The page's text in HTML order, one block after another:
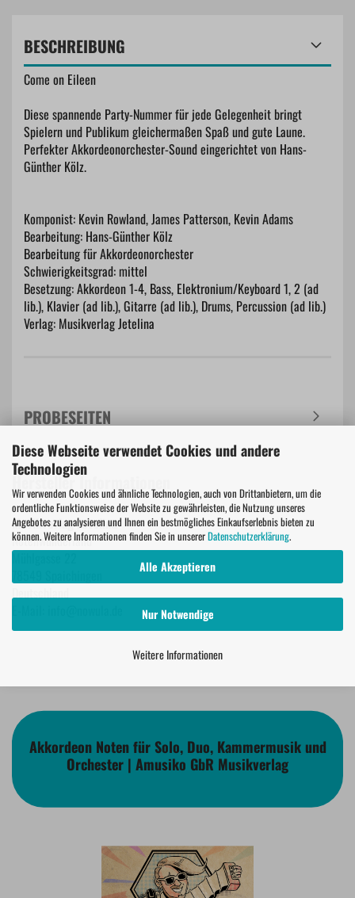
Diese Webseite verwendet Cookies und andere
Technologien
Wir verwenden Cookies und ähnliche Technologien, auch von Drittanbietern, um die
ordentliche Funktionsweise der Website zu gewährleisten, die Nutzung unseres
Angebotes zu analysieren und Ihnen ein bestmögliches Einkaufserlebnis bieten zu
können. Weitere Informationen finden Sie in unsererDatenschutzerklärung.
Alle Akzeptieren
Nur Notwendige
Weitere Informationen
BESCHREIBUNG
Come on Eileen
Diese spannende Party-Nummer für jede Gelegenheit bringt
Spielern und Publikum gleichermaßen Spaß und gute Laune.
Perfekter Akkordeonorchester-Sound eingerichtet von Hans-
Günther Kölz.
Komponist: Kevin Rowland, James Patterson, Kevin Adams
Bearbeitung: Hans-Günther Kölz
Bearbeitung für Akkordeonorchester
Schwierigkeitsgrad: mittel
Besetzung: Akkordeon 1-4, Bass, Elektronium/Keyboard 1, 2 (ad
lib.), Klavier (ad lib.), Gitarre (ad lib.), Drums, Percussion (ad lib.)
Verlag: Musikverlag Jetelina
PROBESEITEN
Hersteller Informationen
Musikverlag Jetelina
Notenwunderland
Mühlgasse 22
Deutschland
Akkordeon Noten für Solo, Duo, Kammermusik und
Orchester | Amusiko GbR Musikverlag